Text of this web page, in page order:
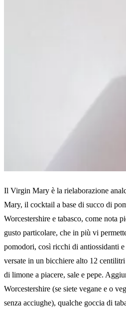
Il Virgin Mary è la rielaborazione
Mary, il cocktail a base di succo di
Worcestershire e tabasco, come nota
gusto particolare, che in più vi
pomodori, così ricchi di antiossidanti
versate in un bicchiere alto 12
di limone a piacere, sale e pepe.
Worcestershire (se siete vegane e o
senza acciughe), qualche goccia di